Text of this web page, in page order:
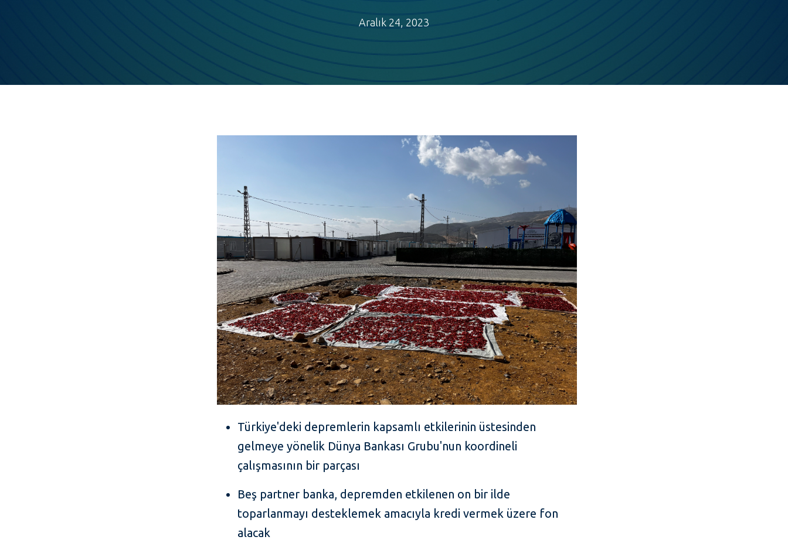
Aralık 24, 2023
Türkiye'deki depremlerin kapsamlı etkilerinin üstesinden
gelmeye yönelik Dünya Bankası Grubu'nun koordineli
çalışmasının bir parçası
Beş partner banka, depremden etkilenen on bir ilde
toparlanmayı desteklemek amacıyla kredi vermek üzere fon
alacak